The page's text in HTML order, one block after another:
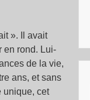
». Il avait
en rond. Lui-
de la vie,
ans, et sans
unique, cet